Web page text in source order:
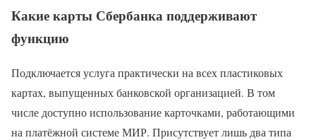
Какие карты Сбербанка поддерживают
функцию
Подключается услуга практически на всех пластиковых
картах, выпущенных банковской организацией. В том
числе доступно использование карточками, работающими
на платёжной системе МИР. Присутствует лишь два типа